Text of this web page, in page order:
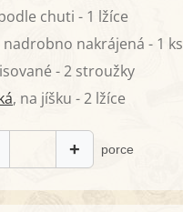
chuti - 1 lžíce
nadrobno nakrájená - 1 ks
- 2 stroužky
, na jíšku - 2 lžíce
+ porce